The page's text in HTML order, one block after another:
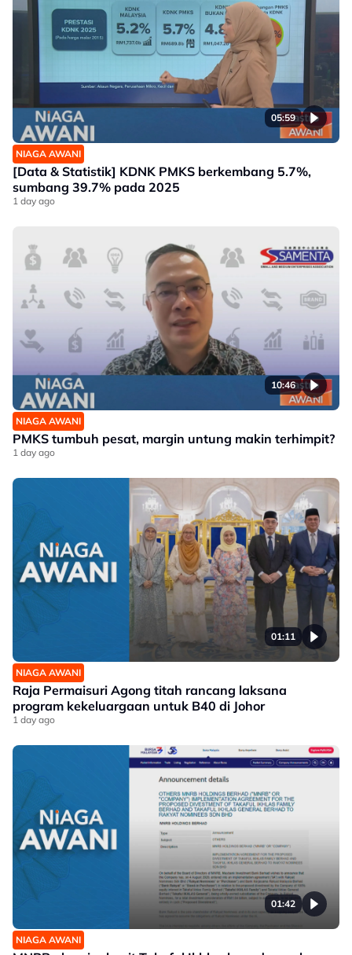
05:59
NIAGA AWANI
[Data & Statistik] KDNK PMKS berkembang 5.7%,
sumbang 39.7% pada 2025
1 day ago
10:46
NIAGA AWANI
PMKS tumbuh pesat, margin untung makin terhimpit?
1 day ago
01:11
NIAGA AWANI
Raja Permaisuri Agong titah rancang laksana
program kekeluargaan untuk B40 di Johor
1 day ago
01:42
NIAGA AWANI